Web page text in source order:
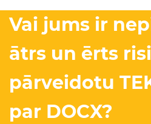
Vai jums ir
ātrs un ērts
pārveidotu
par DOCX?